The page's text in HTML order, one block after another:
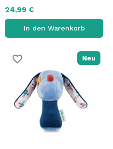
24,99 €
In den Warenkorb
Neu
favorite_border